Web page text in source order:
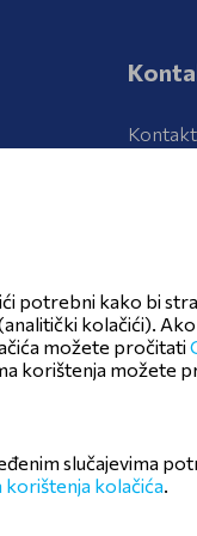
Kontakt
potrebni kako bi
kolačići).
možete pročitati
korištenja možete
slučajevima
korištenja kolačića.